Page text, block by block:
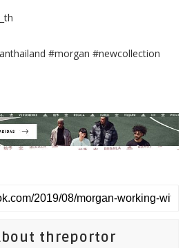
#morgan #newcollection
threportor